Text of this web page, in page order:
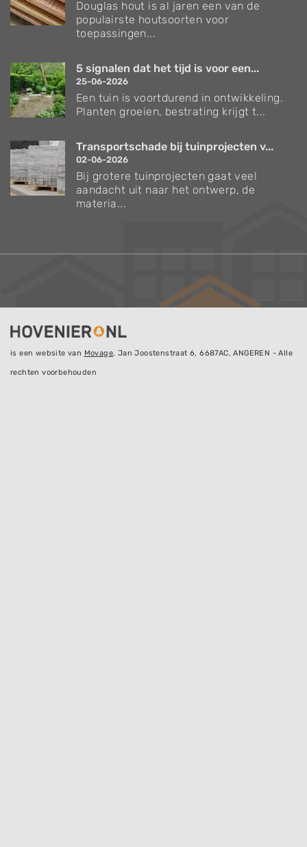
Douglas hout is al jaren een van de
populairste houtsoorten voor
toepassingen...
5 signalen dat het tijd is voor een...
25-06-2026
Een tuin is voortdurend in ontwikkeling.
Planten groeien, bestrating krijgt t...
Transportschade bij tuinprojecten v...
02-06-2026
Bij grotere tuinprojecten gaat veel
aandacht uit naar het ontwerp, de
materia...
is een website van Movage, Jan Joostenstraat 6, 6687AC, ANGEREN - Alle
rechten voorbehouden